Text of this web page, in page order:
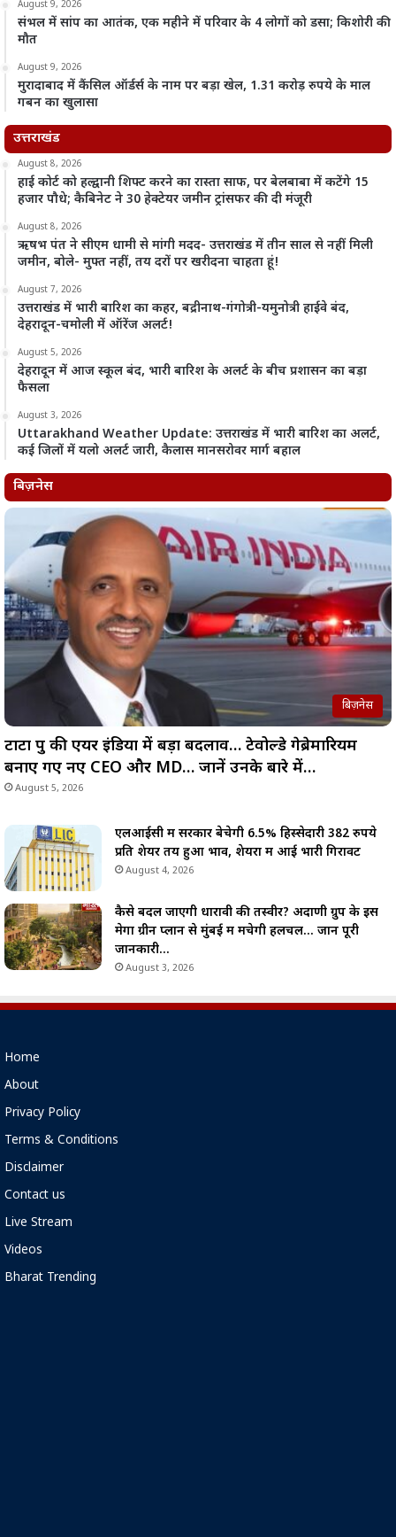
August 9, 2026
संभल में सांप का आतंक, एक महीने में परिवार के 4 लोगों को डसा; किशोरी की
मौत
August 9, 2026
मुरादाबाद में कैंसिल ऑर्डर्स के नाम पर बड़ा खेल, 1.31 करोड़ रुपये के माल
गबन का खुलासा
उत्तराखंड
August 8, 2026
हाई कोर्ट को हल्द्वानी शिफ्ट करने का रास्ता साफ, पर बेलबाबा में कटेंगे 15
हजार पौधे; कैबिनेट ने 30 हेक्टेयर जमीन ट्रांसफर की दी मंजूरी
August 8, 2026
ऋषभ पंत ने सीएम धामी से मांगी मदद- उत्तराखंड में तीन साल से नहीं मिली
जमीन, बोले- मुफ्त नहीं, तय दरों पर खरीदना चाहता हूं!
August 7, 2026
उत्तराखंड में भारी बारिश का कहर, बद्रीनाथ-गंगोत्री-यमुनोत्री हाईवे बंद,
देहरादून-चमोली में ऑरेंज अलर्ट!
August 5, 2026
देहरादून में आज स्कूल बंद, भारी बारिश के अलर्ट के बीच प्रशासन का बड़ा
फैसला
August 3, 2026
Uttarakhand Weather Update: उत्तराखंड में भारी बारिश का अलर्ट,
कई जिलों में यलो अलर्ट जारी, कैलास मानसरोवर मार्ग बहाल
बिज़नेस
बिज़नेस
टाटा ग्रुप की एयर इंडिया में बड़ा बदलाव… टेवोल्डे गेब्रेमारियम
बनाए गए नए CEO और MD… जानें उनके बारे में…
August 5, 2026
एलआईसी में सरकार बेचेगी 6.5% हिस्सेदारी 382 रुपये
प्रति शेयर तय हुआ भाव, शेयरों में आई भारी गिरावट
August 4, 2026
कैसे बदल जाएगी धारावी की तस्वीर? अदाणी ग्रुप के इस
मेगा ग्रीन प्लान से मुंबई में मचेगी हलचल… जानें पूरी
जानकारी…
August 3, 2026
Home
About
Privacy Policy
Terms & Conditions
Disclaimer
Contact us
Live Stream
Videos
Bharat Trending